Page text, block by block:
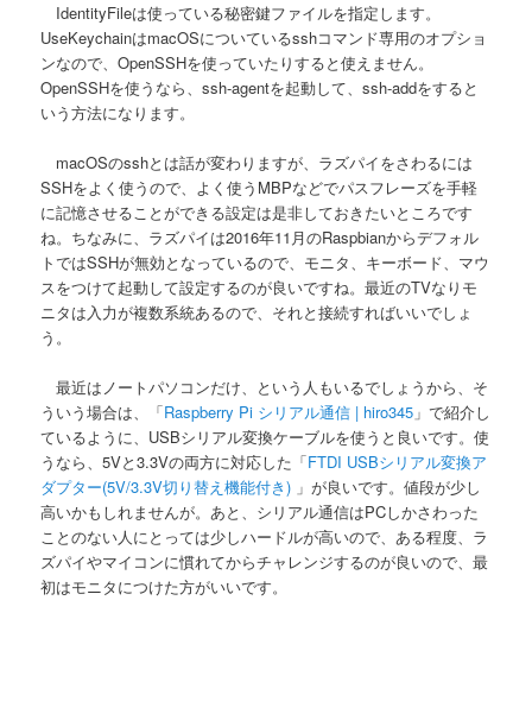
IdentityFileは使っている秘密鍵ファイルを指定します。
UseKeychainはmacOSについているsshコマンド専用のオプショ
ンなので、OpenSSHを使っていたりすると使えません。
OpenSSHを使うなら、ssh-agentを起動して、ssh-addをすると
いう方法になります。
macOSのsshとは話が変わりますが、ラズパイをさわるには
SSHをよく使うので、よく使うMBPなどでパスフレーズを手軽
に記憶させることができる設定は是非しておきたいところです
ね。ちなみに、ラズパイは2016年11月のRaspbianからデフォル
トではSSHが無効となっているので、モニタ、キーボード、マウ
スをつけて起動して設定するのが良いですね。最近のTVなりモ
ニタは入力が複数系統あるので、それと接続すればいいでしょ
う。
最近はノートパソコンだけ、という人もいるでしょうから、そ
ういう場合は、「Raspberry Pi シリアル通信 | hiro345 」で紹介し
ているように、USBシリアル変換ケーブルを使うと良いです。使
うなら、5Vと3.3Vの両方に対応した「FTDI USBシリアル変換ア
ダプター(5V/3.3V切り替え機能付き) 」が良いです。値段が少し
高いかもしれませんが。あと、シリアル通信はPCしかさわった
ことのない人にとっては少しハードルが高いので、ある程度、ラ
ズパイやマイコンに慣れてからチャレンジするのが良いので、最
初はモニタにつけた方がいいです。